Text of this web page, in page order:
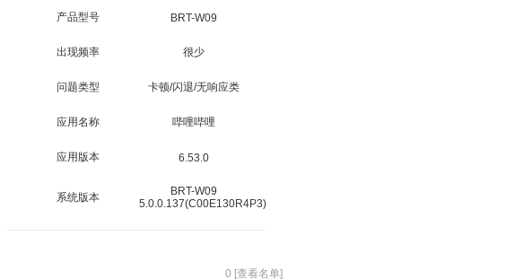
产品型号 BRT-W09
出现频率 很少
问题类型 卡顿/闪退/无响应类
应用名称 哔哩哔哩
应用版本 6.53.0
系统版本
BRT-W09
5.0.0.137(C00E130R4P3)
0 [查看名单]